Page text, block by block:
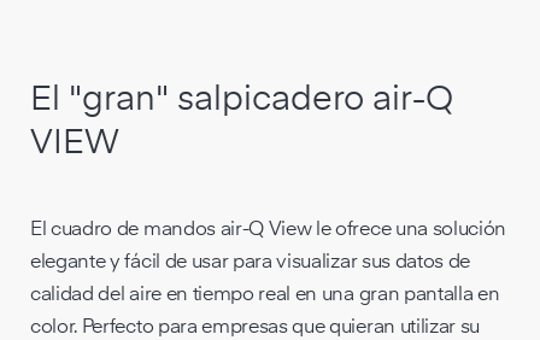
El "gran" salpicadero air-Q
VIEW
El cuadro de mandos air-Q View le ofrece una solución
elegante y fácil de usar para visualizar sus datos de
calidad del aire en tiempo real en una gran pantalla en
color. Perfecto para empresas que quieran utilizar su